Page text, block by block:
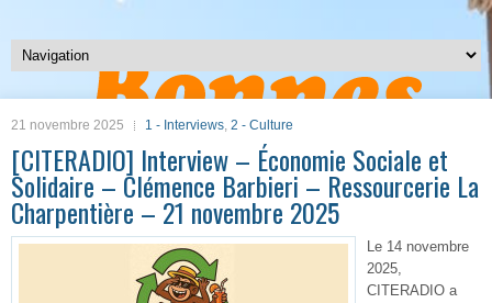
21 novembre 2025 1 - Interviews, 2 - Culture
[CITERADIO] Interview – Économie Sociale et
Solidaire – Clémence Barbieri – Ressourcerie La
Charpentière – 21 novembre 2025
Le 14 novembre
2025,
CITERADIO a